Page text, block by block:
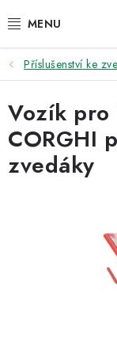
na
ZVEDÁKY
ZOUVAČKY
VYVAŽOVAČKY
AUTOMATICKÉ
Příslušenství ke
Vozík pro
CORGHI
zvedáky